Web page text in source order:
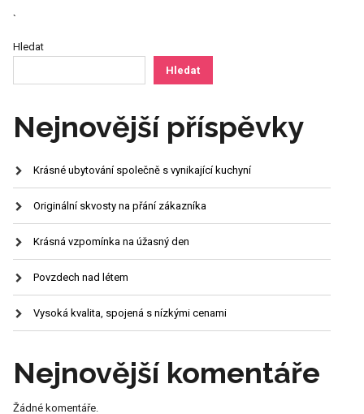
`
Hledat
Hledat
Nejnovější příspěvky
Krásné ubytování společně s vynikající kuchyní
Originální skvosty na přání zákazníka
Krásná vzpomínka na úžasný den
Povzdech nad létem
Vysoká kvalita, spojená s nízkými cenami
Nejnovější komentáře
Žádné komentáře.